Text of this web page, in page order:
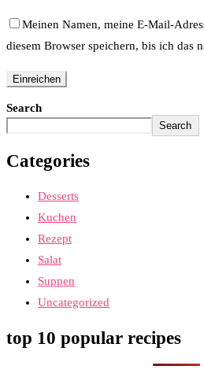
Meinen Namen, meine E-Mail-
diesem Browser speichern, bis ich das
Search
Search
Categories
Desserts
Kuchen
Rezept
Salat
Suppen
Uncategorized
top 10 popular recipes